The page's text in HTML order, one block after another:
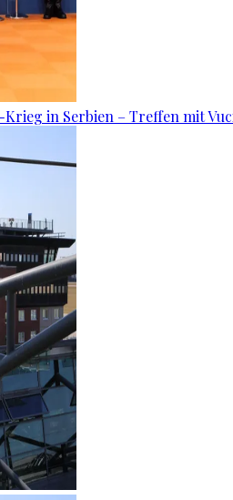
in Serbien – Treffen mit